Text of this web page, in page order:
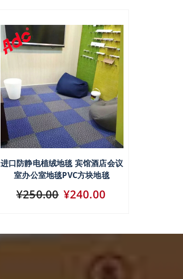
进口防静电植绒地毯 宾馆酒店会议
室办公室地毯PVC方块地毯
¥250.00 ¥240.00